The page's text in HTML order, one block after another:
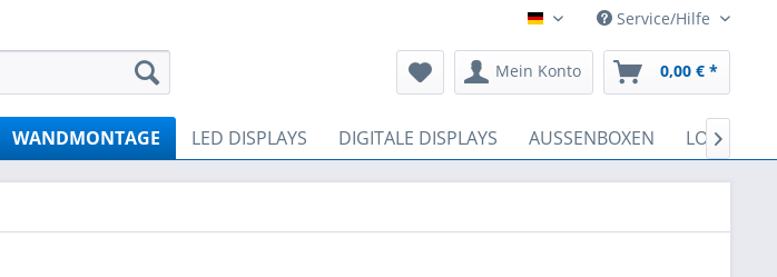
Deutsch Service/Hilfe
Mein Konto 0,00 € *
WANDMONTAGE LED DISPLAYS DIGITALE DISPLAYS AUSSENBOXEN LOSBOXEN
